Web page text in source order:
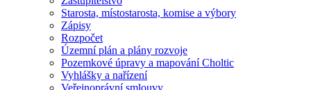
Starosta, místostarosta, komise a výbory
Zápisy
Rozpočet
Územní plán a plány rozvoje
Pozemkové úpravy a mapování Choltic
Vyhlášky a nařízení
Veřejnoprávní smlouvy